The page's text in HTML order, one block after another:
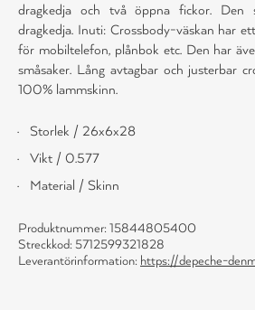
dragkedja och två öppna fickor. Den
dragkedja. Inuti: Crossbody-väskan har
för mobiltelefon, plånbok etc. Den har
småsaker. Lång avtagbar och justerbar
100% lammskinn.
Storlek / 26x6x28
Vikt / 0.577
Material / Skinn
Produktnummer: 15844805400
Streckkod: 5712599321828
Leverantörinformation: https://depeche-